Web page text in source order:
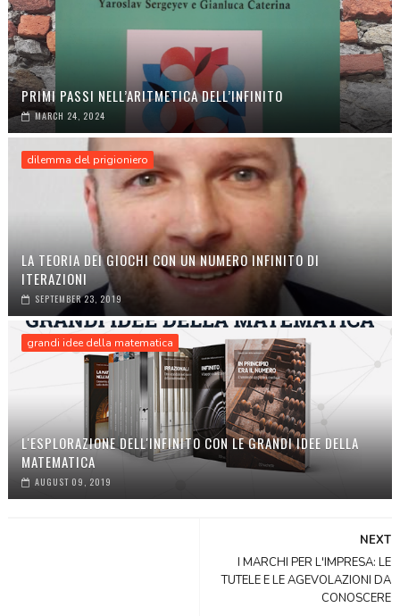
PRIMI PASSI NELL’ARITMETICA DELL’INFINITO
MARCH 24, 2024
dilemma del prigioniero
LA TEORIA DEI GIOCHI CON UN NUMERO INFINITO DI
ITERAZIONI
SEPTEMBER 23, 2019
grandi idee della matematica
L'ESPLORAZIONE DELL'INFINITO CON LE GRANDI IDEE DELLA
MATEMATICA
AUGUST 09, 2019
NEXT
I MARCHI PER L'IMPRESA: LE
TUTELE E LE AGEVOLAZIONI DA
CONOSCERE